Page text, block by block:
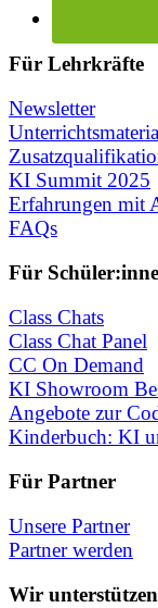
Für Lehrkräfte
Newsletter
KI Summit 2025
Erfahrungen mit
FAQs
Für
Class Chats
Class Chat Panel
CC On Demand
KI Showroom
Angebote zur
Kinderbuch: KI
Für Partner
Unsere Partner
Partner werden
Wir unterstützen